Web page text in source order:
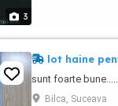
3
lot haine
sunt foarte
Bilca, Suceava